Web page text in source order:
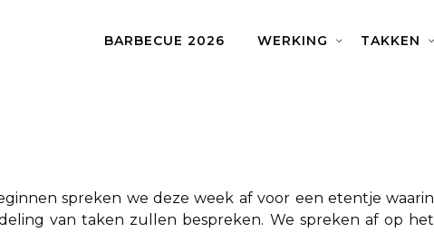
BARBECUE 2026 WERKING TAKKEN
spreken we deze week af voor een etentje waarin
van taken zullen bespreken. We spreken af op het